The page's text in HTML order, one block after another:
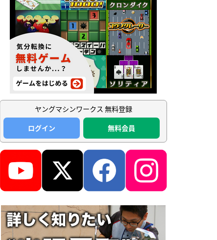
ヤングマシンワークス 無料登録
ログイン
無料会員